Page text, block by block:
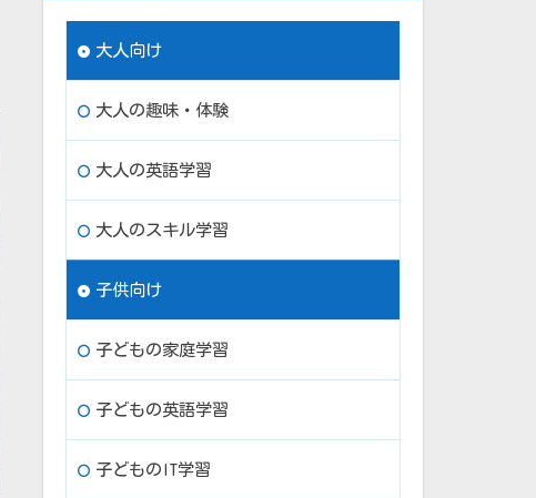
大人向け
大人の趣味・体験
大人の英語学習
大人のスキル学習
子供向け
子どもの家庭学習
子どもの英語学習
子どものIT学習